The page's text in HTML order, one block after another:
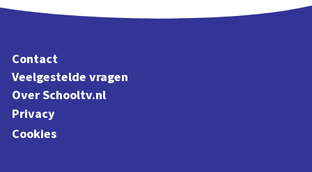
Contact
Veelgestelde vragen
Over Schooltv.nl
Privacy
Cookies